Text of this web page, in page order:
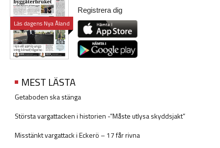
Läs dagens Nya Åland
Registrera dig
MEST LÄSTA
Getaboden ska stänga
Största vargattacken i historien -”Måste utlysa skyddsjakt”
Misstänkt vargattack i Eckerö – 17 får rivna